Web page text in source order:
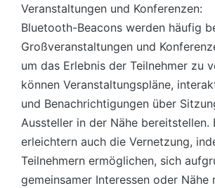
Veranstaltungen und Konferenzen:
Bluetooth-Beacons werden häufig
Großveranstaltungen und
um das Erlebnis der Teilnehmer zu
können Veranstaltungspläne,
und Benachrichtigungen über
Aussteller in der Nähe bereitstellen.
erleichtern auch die Vernetzung,
Teilnehmern ermöglichen, sich
gemeinsamer Interessen oder Nähe